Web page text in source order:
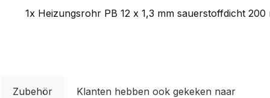
1x Heizungsrohr PB 12 x 1,3 mm sauerstoffdicht 200
Zubehör Klanten hebben ook gekeken naar